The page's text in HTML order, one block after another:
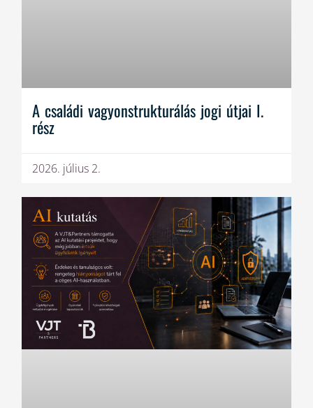
A családi vagyonstrukturálás jogi útjai I.
rész
2026. július 2.